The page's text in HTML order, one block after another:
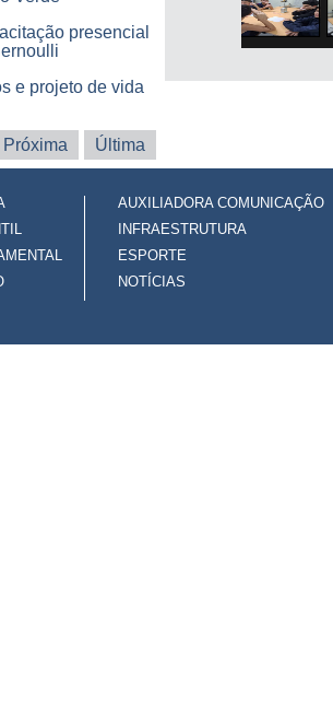
presencial
e projeto de vida
Próxima Última
AUXILIADORA COMUNICAÇÃO
INFRAESTRUTURA
ESPORTE
NOTÍCIAS